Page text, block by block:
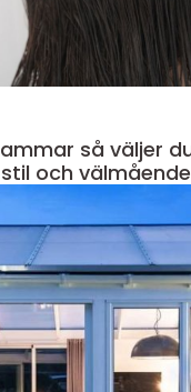
du rätt
och välmående